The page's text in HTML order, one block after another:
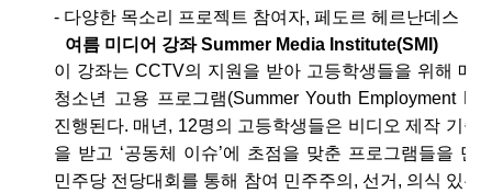
- 다양한 목소리 프로젝트 참여자, 페도르 헤르난데스
여름 미디어 강좌 Summer Media Institute(SMI)
이 강좌는 CCTV의 지원을 받아 고등학생들을 위해 매
청소년 고용 프로그램(Summer Youth Employment
진행된다. 매년, 12명의 고등학생들은 비디오 제작 기술
을 받고 ‘공동체 이슈’에 초점을 맞춘 프로그램들을 만
민주당 전당대회를 통해 참여 민주주의, 선거, 의식 있는